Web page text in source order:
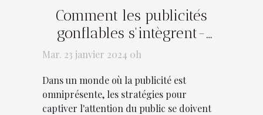
Comment les publicités
gonflables s'intègrent-
elles dans le paysage
Mar. 23 janvier 2024 0h
Dans un monde où la publicité est
omniprésente, les stratégies pour
captiver l'attention du public se doivent